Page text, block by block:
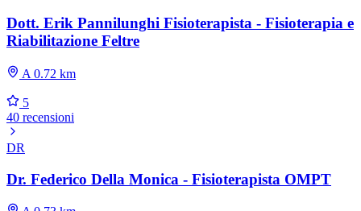
Dott. Erik Pannilunghi Fisioterapista - Fisioterapia e
Riabilitazione Feltre
A 0.72 km
5
40 recensioni
DR
Dr. Federico Della Monica - Fisioterapista OMPT